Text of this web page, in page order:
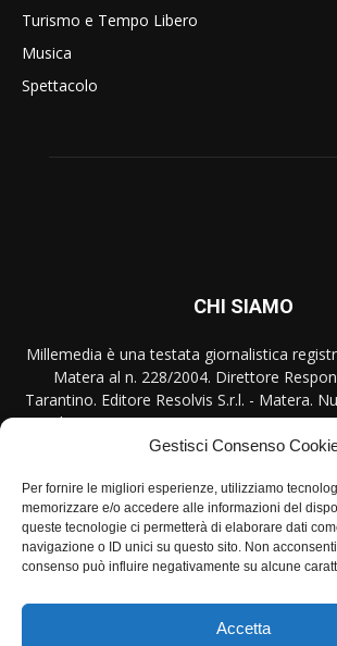
Gestisci Consenso
Per fornire le migliori esperienze, utilizziamo
memorizzare e/o accedere alle informazioni del
queste tecnologie ci permetterà di elaborare dati
navigazione o ID unici su questo sito. Non
consenso può influire negativamente su alcune
Accetta
Turismo e Tempo Libero
Musica
Spettacolo
CHI SIAMO
Millemedia è una testata giornalistica
Matera al n. 228/2004. Direttore
Tarantino. Editore Resolvis S.r.l. - Matera.
al ROC Registro Operatori
31/10/2007
Contattaci:
SEGUICI